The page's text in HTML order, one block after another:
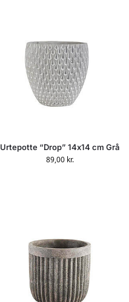
Urtepotte “Drop” 14x14 cm Grå
89,00 kr.